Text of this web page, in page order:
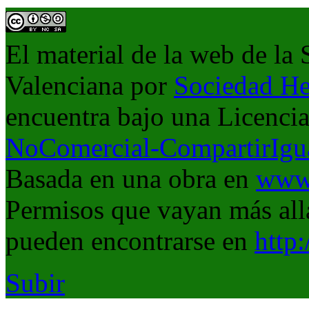
El material de la web de la
Valenciana por Sociedad
encuentra bajo una
NoComercial-
Basada en una obra en
Permisos que vayan más
pueden encontrarse en
Subir